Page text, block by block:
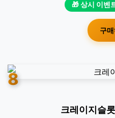
🎁 상시 이벤
구
8
크레이지슬롯